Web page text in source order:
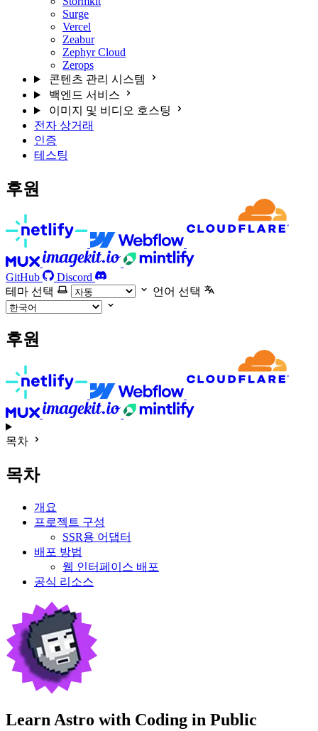
Surge
Vercel
Zeabur
Zephyr Cloud
Zerops
콘텐츠 관리 시스템
백엔드 서비스
이미지 및 비디오 호스팅
전자 상거래
인증
테스팅
후원
GitHub
Discord
테마 선택
언어 선택
후원
목차
목차
개요
프로젝트 구성
SSR용 어댑터
배포 방법
웹 인터페이스 배포
공식 리소스
Learn Astro with Coding in Public